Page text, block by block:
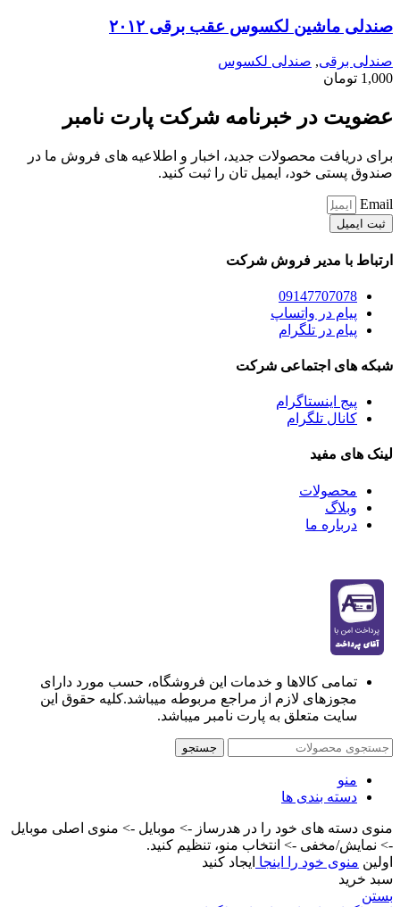
صندلی ماشین لکسوس عقب برقی ۲۰۱۲
صندلی برقی, صندلی لکسوس
1,000 تومان
عضویت در خبرنامه شرکت پارت نامبر
برای دریافت محصولات جدید، اخبار و اطلاعیه های فروش ما در
صندوق پستی خود، ایمیل تان را ثبت کنید.
Email
ثبت ایمیل
ارتباط با مدیر فروش شرکت
09147707078
پیام در واتساپ
پیام در تلگرام
شبکه های اجتماعی شرکت
پیج اینستاگرام
کانال تلگرام
لینک های مفید
محصولات
وبلاگ
درباره ما
تمامی کالاها و خدمات این فروشگاه، حسب مورد دارای
مجوزهای لازم از مراجع مربوطه میباشد.کلیه حقوق این
سایت متعلق به پارت نامبر میباشد.
جستجو
منو
دسته بندی ها
منوی دسته های خود را در هدرساز -> موبایل -> منوی اصلی موبایل
-> نمایش/مخفی -> انتخاب منو، تنظیم کنید.
اولین منوی خود را اینجا ایجاد کنید
سبد خرید
بستن